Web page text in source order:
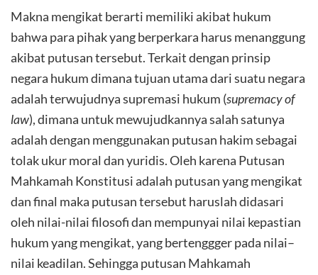
Makna mengikat berarti memiliki akibat hukum
bahwa para pihak yang berperkara harus menanggung
akibat putusan tersebut. Terkait dengan prinsip
negara hukum dimana tujuan utama dari suatu negara
adalah terwujudnya supremasi hukum (supremacy of
law), dimana untuk mewujudkannya salah satunya
adalah dengan menggunakan putusan hakim sebagai
tolak ukur moral dan yuridis. Oleh karena Putusan
Mahkamah Konstitusi adalah putusan yang mengikat
dan final maka putusan tersebut haruslah didasari
oleh nilai-nilai filosofi dan mempunyai nilai kepastian
hukum yang mengikat, yang bertenggger pada nilai–
nilai keadilan. Sehingga putusan Mahkamah